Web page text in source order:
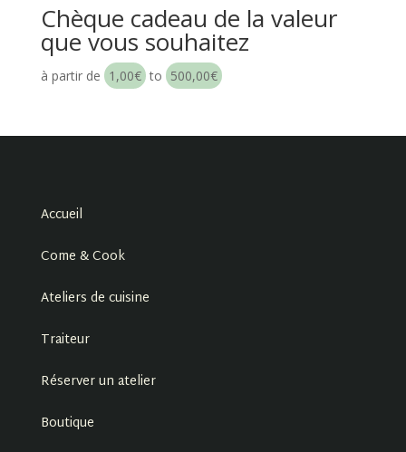
Chèque cadeau de la valeur
que vous souhaitez
à partir de 1,00€ to 500,00€
Accueil
Come & Cook
Ateliers de cuisine
Traiteur
Réserver un atelier
Boutique